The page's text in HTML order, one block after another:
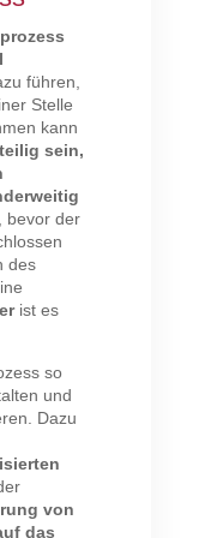
führen,
Stelle
kann
sein,
bevor der
des
ist es
so
und
Dazu
von
das